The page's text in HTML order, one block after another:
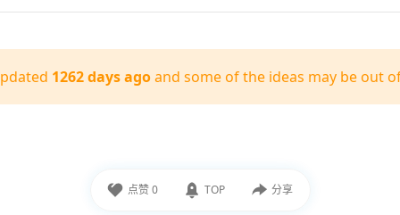
1262 days agoand some of the ideas may be out
点赞0 TOP 分享